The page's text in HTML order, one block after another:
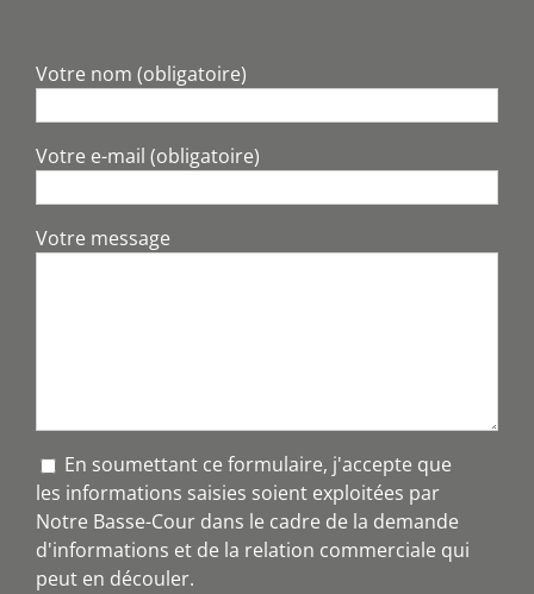
Votre nom (obligatoire)
Votre e-mail (obligatoire)
Votre message
En soumettant ce formulaire, j'accepte que
les informations saisies soient exploitées par
Notre Basse-Cour dans le cadre de la demande
d'informations et de la relation commerciale qui
peut en découler.